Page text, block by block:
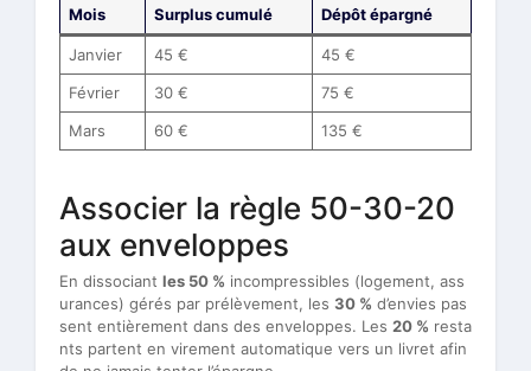
Mois Surplus cumulé Dépôt épargné
Janvier 45 €
45 €
Février
30 €
75 €
Mars
60 € 135 €
Associer la règle 50-30-20
aux enveloppes
En dissociant les 50 % incompressibles (logement, ass
urances) gérés par prélèvement, les 30 % d’envies pas
sent entièrement dans des enveloppes. Les 20 % resta
nts partent en virement automatique vers un livret afin